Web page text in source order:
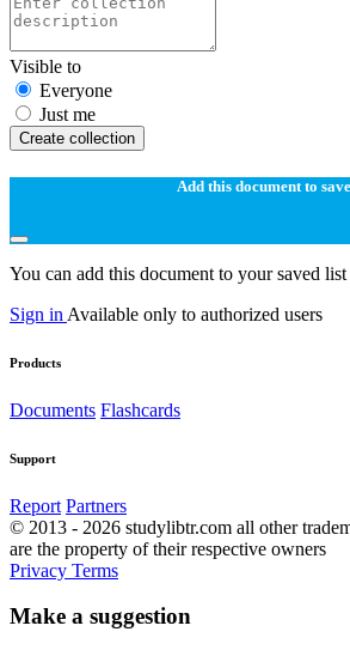
Visible to
Everyone
Just me
Create collection
Add this document to
You can add this document to your saved list
Sign in Available only to authorized users
Products
Documents Flashcards
Support
Report Partners
© 2013 - 2026 studylibtr.com all other
are the property of their respective owners
Privacy Terms
Make a suggestion